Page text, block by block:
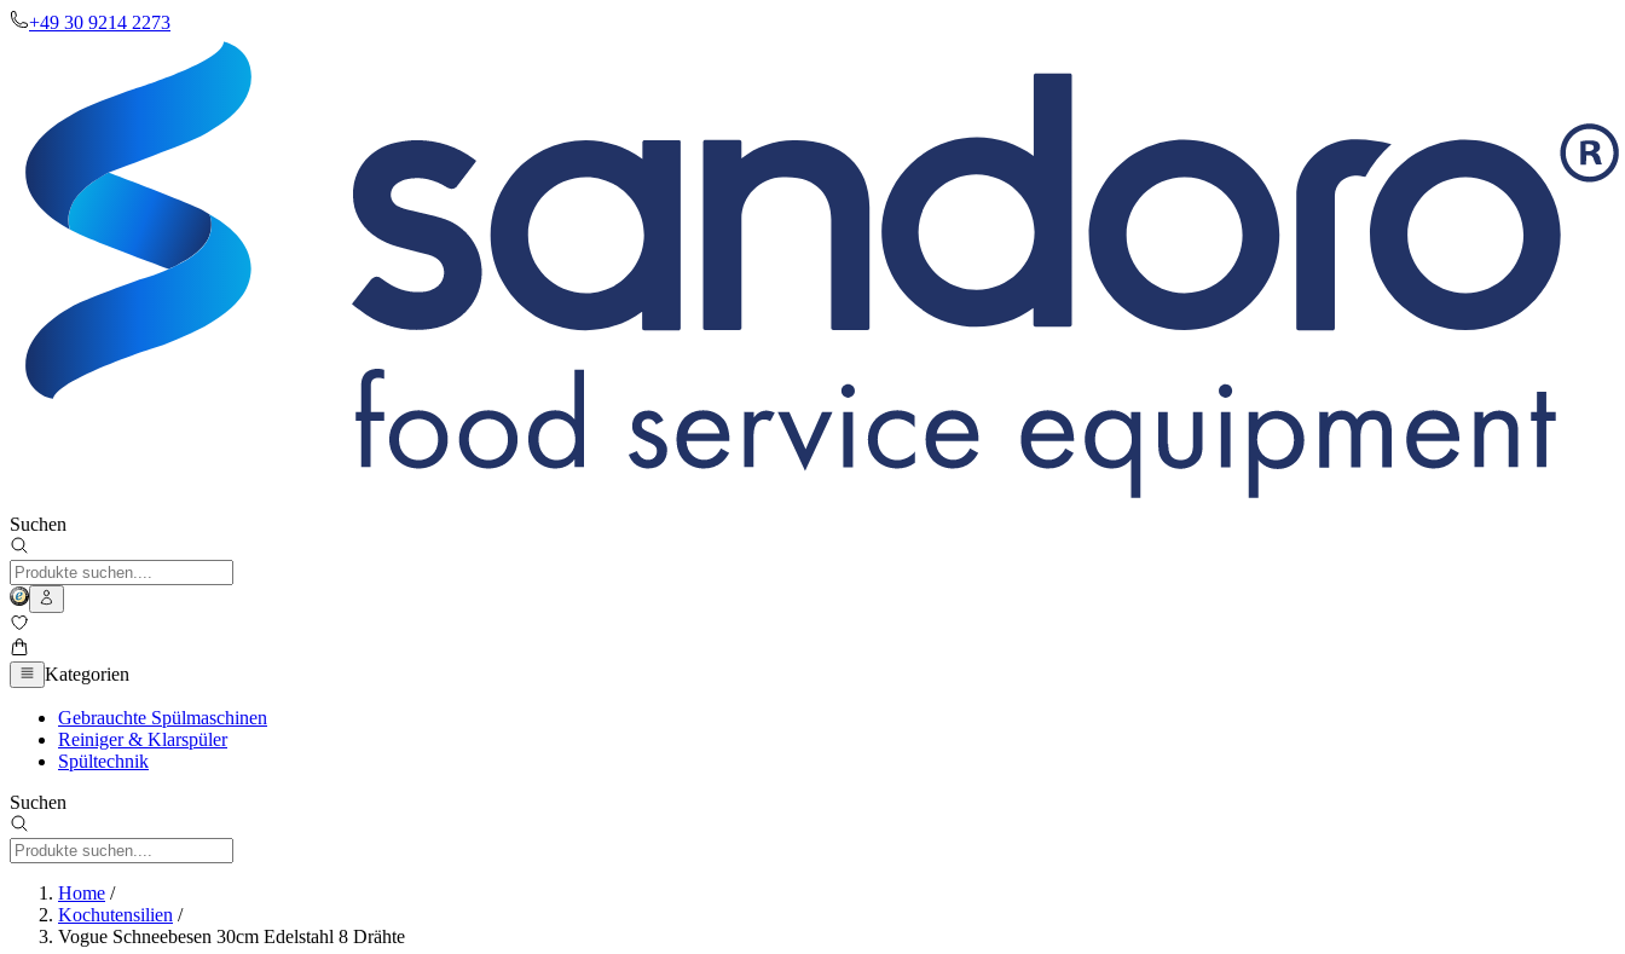
+49 30 9214 2273
Suchen
Kategorien
Gebrauchte Spülmaschinen
Reiniger & Klarspüler
Spültechnik
Suchen
Home /
Kochutensilien /
Vogue Schneebesen 30cm Edelstahl 8 Drähte